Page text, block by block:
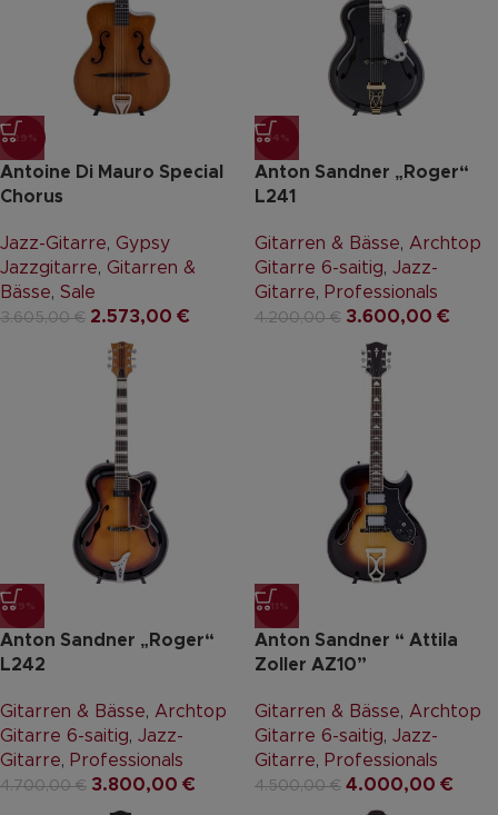
-29%
Antoine Di Mauro Special
Chorus
Jazz-Gitarre, Gypsy
Jazzgitarre, Gitarren &
Bässe, Sale
3.605,00€ 2.573,00 €
-14%
Anton Sandner „Roger“
L241
Gitarren & Bässe, Archtop
Gitarre 6-saitig, Jazz-
Gitarre, Professionals
4.200,00€ 3.600,00 €
-19%
Anton Sandner „Roger“
L242
Gitarren & Bässe, Archtop
Gitarre 6-saitig, Jazz-
Gitarre, Professionals
4.700,00€ 3.800,00 €
-11%
Anton Sandner “ Attila
Zoller AZ10”
Gitarren & Bässe, Archtop
Gitarre 6-saitig, Jazz-
Gitarre, Professionals
4.500,00€ 4.000,00 €